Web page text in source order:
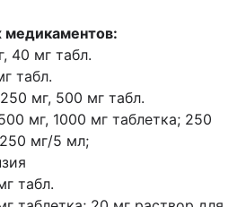
медикаментов:
40 мг табл.
табл.
мг, 500 мг табл.
мг, 1000 мг таблетка; 250
мг/5 мл;
табл.